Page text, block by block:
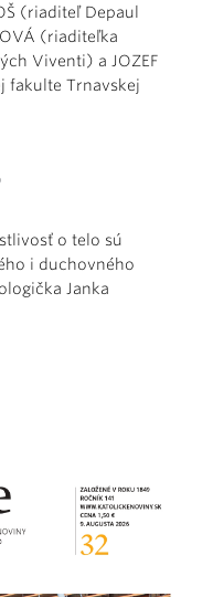
(riaditeľ Depaul
(riaditeľka
Viventi) a JOZEF
fakulte Trnavskej
o telo sú
i duchovného
Janka